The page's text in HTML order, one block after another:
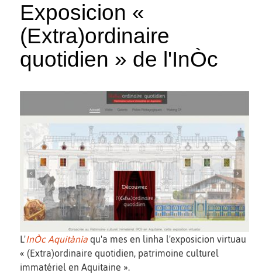
Exposicion «
(Extra)ordinaire
quotidien » de l'InÒc
L'InÒc Aquitània qu'a mes en linha l'exposicion virtuau
« (Extra)ordinaire quotidien, patrimoine culturel
immatériel en Aquitaine ».